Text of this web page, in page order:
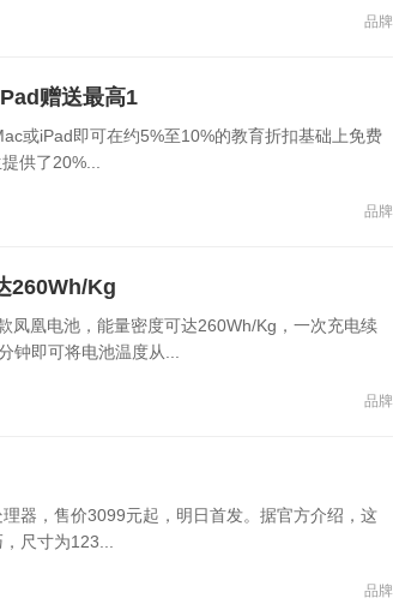
品牌
赠送最高1
或iPad即可在约5%至10%的教育折扣基础上免费
供了20%...
品牌
260Wh/Kg
凤凰电池，能量密度可达260Wh/Kg，一次充电续
钟即可将电池温度从...
品牌
器，售价3099元起，明日首发。据官方介绍，这
尺寸为123...
品牌